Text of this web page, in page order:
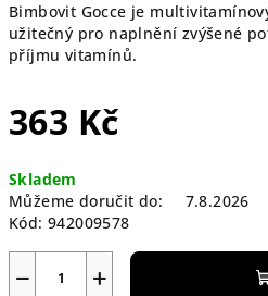
Bimbovit Gocce je
užitečný pro naplnění zvýšené
příjmu vitamínů.
363 Kč
cena:
Skladem
Můžeme doručit do:
7.8.2026
Kód: 942009578
+
−